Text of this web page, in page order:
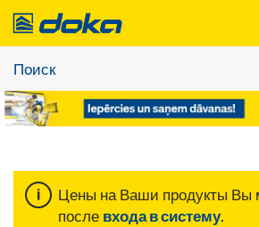
Цены на Ваши продукты Вы
после входа в систему.